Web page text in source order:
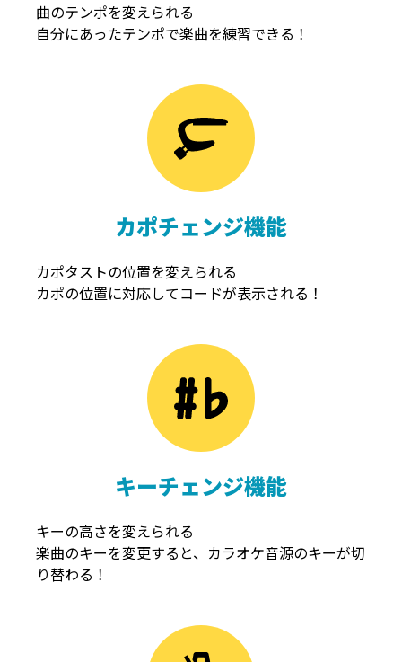
曲のテンポを変えられる
自分にあったテンポで楽曲を練習できる！
カポチェンジ機能
カポタストの位置を変えられる
カポの位置に対応してコードが表示される！
キーチェンジ機能
キーの高さを変えられる
楽曲のキーを変更すると、カラオケ音源のキーが切
り替わる！